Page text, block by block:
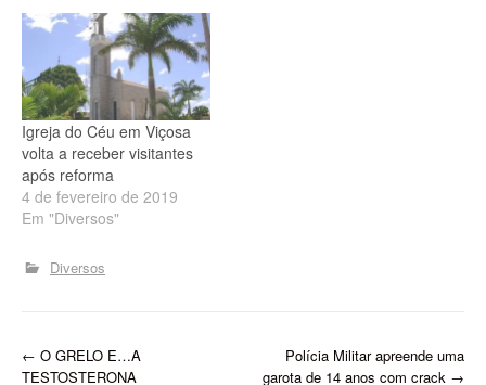
Igreja do Céu em Viçosa
volta a receber visitantes
após reforma
4 de fevereiro de 2019
Em "Diversos"
Diversos
P
← O GRELO E…A
TESTOSTERONA
Polícia Militar apreende uma
garota de 14 anos com crack →